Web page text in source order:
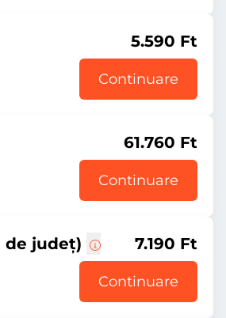
5.590 Ft
Continuare
61.760 Ft
Continuare
de județ) 7.190 Ft
Continuare